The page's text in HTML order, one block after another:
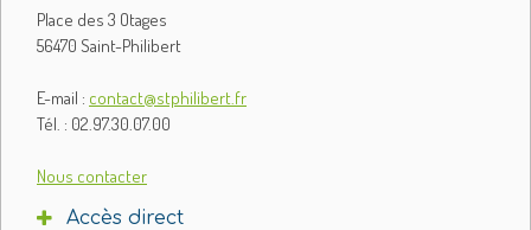
Place des 3 Otages
56470 Saint-Philibert
E-mail : contact@stphilibert.fr
Tél. : 02.97.30.07.00
Nous contacter
Accès direct